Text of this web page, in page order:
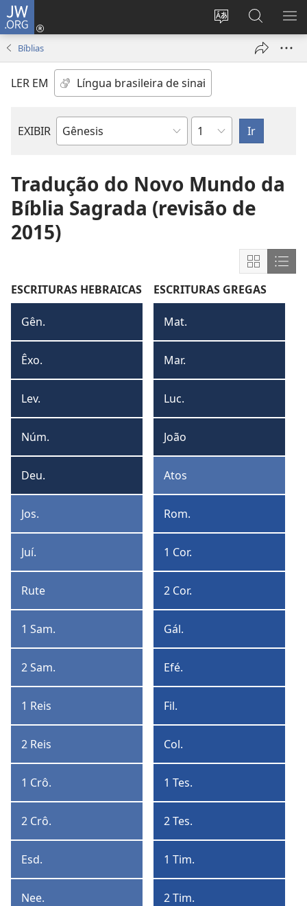
JW.ORG
Mudar
idioma
Log
janela)
Buscar
no
JW.ORG
Bíblias
LER EM
EXIBIR
Livro
Capítulo
Tradução do Novo Mundo da
Bíblia Sagrada (revisão de
2015)
Mostrar
conteúdo
em
em
ESCRITURAS HEBRAICAS
Gênesis
Gên.
Êxodo
Êxo.
Levítico
Lev.
Números
Núm.
Deuteronômio
Deu.
Josué
Jos.
Juízes
Juí.
Rute
Rute
1
Samuel
1 Sam.
2
Samuel
2 Sam.
1
Reis
1 Reis
2
Reis
2 Reis
1
Crônicas
1 Crô.
2
Crônicas
2 Crô.
Esdras
Esd.
Nee.
ESCRITURAS GREGAS
Mateus
Mat.
Marcos
Mar.
Lucas
Luc.
João
João
Atos
Atos
Romanos
Rom.
1
Coríntios
1 Cor.
2
Coríntios
2 Cor.
Gálatas
Gál.
Efésios
Efé.
Filipenses
Fil.
Colossenses
Col.
1
Tessalonicenses
1 Tes.
2
Tessalonicenses
2 Tes.
1
Timóteo
1 Tim.
2 Tim.